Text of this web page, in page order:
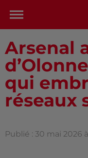
Arsenal
qui
réseaux
Publié : 30 mai 2026